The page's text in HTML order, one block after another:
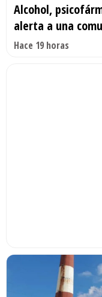
Alcohol,
alerta a una
Hace 19 horas